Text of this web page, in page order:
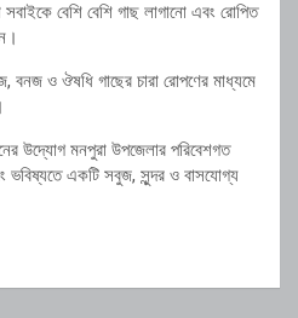
বেশি বেশি গাছ লাগানো এবং রোপিত
বনজ ও ঔষধি গাছের চারা রোপণের মাধ্যমে
উদ্যোগ মনপুরা উপজেলার পরিবেশগত
ভবিষ্যতে একটি সবুজ, সুন্দর ও বাসযোগ্য